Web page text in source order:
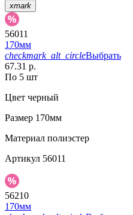
xmark
56011
170мм
checkmark_alt_circleВыбрать
67.31 р.
По 5 шт
Цвет черный
Размер 170мм
Материал полиэстер
Артикул 56011
56210
170мм